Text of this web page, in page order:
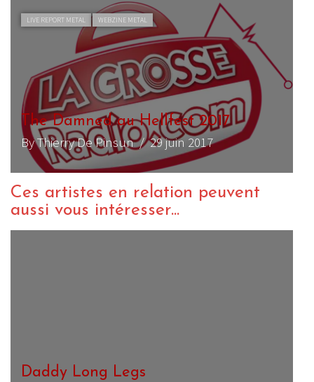
LIVE REPORT METAL WEBZINE METAL
The Damned au Hellfest 2017
By Thierry De Pinsun/ 29 juin 2017
Ces artistes en relation peuvent
aussi vous intéresser...
Daddy Long Legs